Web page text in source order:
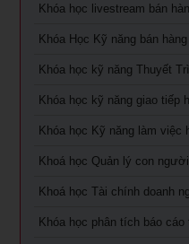
Khoá học Nhân tướng học
Khoá học Xem chỉ tay biết
Khoá học quản lý con
Khoá học Quản Trị Trải
Khóa học Quản trị mua
Tuyển dụng, giữ và sa thải
Khóa Học đào tạo giảng
Khóa Học Quản Đốc Sản
Khóa Học Phong Thủy
Khóa học livestream bán
Khóa Học Kỹ năng bán
Khóa học kỹ năng Thuyết
Khóa học kỹ năng giao tiếp
Khóa học Kỹ năng làm việc
Khoá học Quản lý con người
Khoá học Tài chính doanh
Khóa học phân tích báo cáo